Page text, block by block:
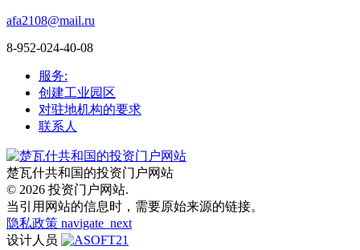
afa2108@mail.ru
8-952-024-40-08
服务:
创建工业园区
对驻地机构的要求
联系人
楚瓦什共和国的投资门户网站
© 2026 投资门户网站.
当引用网站的信息时，需要原始来源的链接。
隐私政策 navigate_next
设计人员